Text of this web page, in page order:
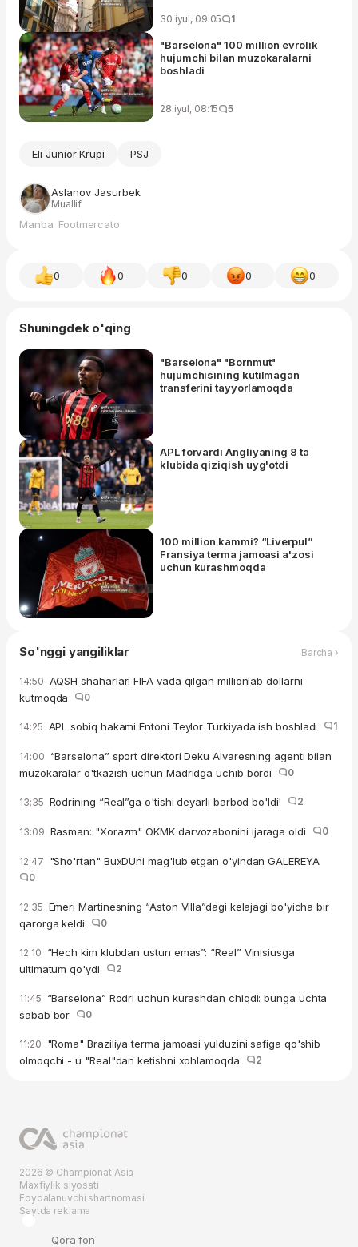
30 iyul, 09:05 1
"Barselona" 100 million evrolik
hujumchi bilan muzokaralarni
boshladi
28 iyul, 08:15 5
Eli Junior Krupi PSJ
Aslanov Jasurbek
Muallif
Manba: Footmercato
0 0 0 0 0
Shuningdek o'qing
"Barselona" "Bornmut"
hujumchisining kutilmagan
transferini tayyorlamoqda
APL forvardi Angliyaning 8 ta
klubida qiziqish uyg'otdi
100 million kammi? “Liverpul”
Fransiya terma jamoasi a'zosi
uchun kurashmoqda
So'nggi yangiliklar Barcha ›
14:50 AQSH shaharlari FIFA vada qilgan millionlab dollarni
kutmoqda
0
14:25 APL sobiq hakami Entoni Teylor Turkiyada ish boshladi 1
14:00 “Barselona” sport direktori Deku Alvaresning agenti bilan
muzokaralar o'tkazish uchun Madridga uchib bordi
0
13:35 Rodrining “Real”ga o'tishi deyarli barbod bo'ldi! 2
13:09 Rasman: "Xorazm" OKMK darvozabonini ijaraga oldi 0
12:47 "Sho'rtan" BuxDUni mag'lub etgan o'yindan GALEREYA
0
12:35 Emeri Martinesning “Aston Villa”dagi kelajagi bo'yicha bir
qarorga keldi
0
12:10 “Hech kim klubdan ustun emas”: “Real” Vinisiusga
ultimatum qo'ydi
2
11:45 “Barselona” Rodri uchun kurashdan chiqdi: bunga uchta
sabab bor
0
11:20 "Roma" Braziliya terma jamoasi yulduzini safiga qo'shib
olmoqchi - u "Real"dan ketishni xohlamoqda
2
2026 © Championat.Asia
Maxfiylik siyosati
Foydalanuvchi shartnomasi
Saytda reklama
Qora fon